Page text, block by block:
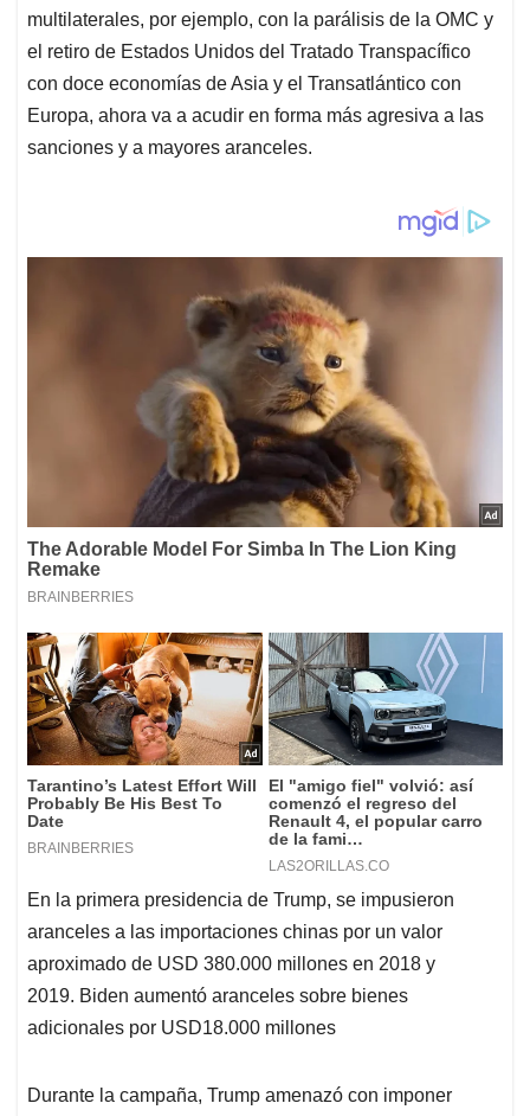
multilaterales, por ejemplo, con la parálisis de la OMC y
el retiro de Estados Unidos del Tratado Transpacífico
con doce economías de Asia y el Transatlántico con
Europa, ahora va a acudir en forma más agresiva a las
sanciones y a mayores aranceles.
En la primera presidencia de Trump, se impusieron
aranceles a las importaciones chinas por un valor
aproximado de USD 380.000 millones en 2018 y
2019. Biden aumentó aranceles sobre bienes
adicionales por USD18.000 millones
Durante la campaña, Trump amenazó con imponer